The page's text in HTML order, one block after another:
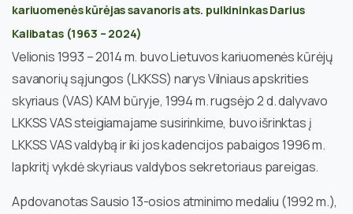
kariuomenės kūrėjas savanoris ats. pulkininkas Darius
Kalibatas (1963 – 2024)
Velionis 1993 – 2014 m. buvo Lietuvos kariuomenės kūrėjų
savanorių sąjungos (LKKSS) narys Vilniaus apskrities
skyriaus (VAS) KAM būryje, 1994 m. rugsėjo 2 d. dalyvavo
LKKSS VAS steigiamajame susirinkime, buvo išrinktas į
LKKSS VAS valdybą ir iki jos kadencijos pabaigos 1996 m.
lapkritį vykdė skyriaus valdybos sekretoriaus pareigas.
Apdovanotas Sausio 13-osios atminimo medaliu (1992 m.),